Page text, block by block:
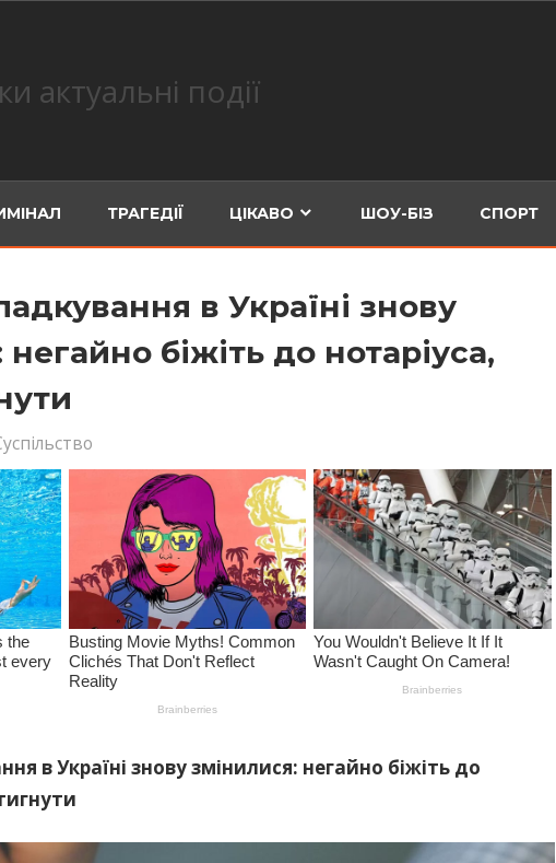
актуальні події
ТРАГЕДІЇ ЦІКАВО ШОУ-БІЗ СПОРТ
в Україні знову
біжіть до нотаріуса,
в Україні знову змінилися: негайно біжіть до